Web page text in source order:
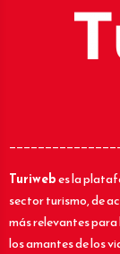
Turiwebes la
sector turismo, de
más relevantes
los amantes de los